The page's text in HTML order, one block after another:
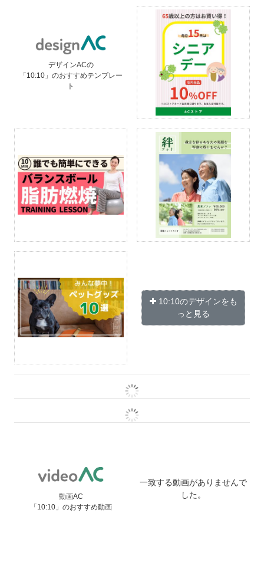
デザインACの
「10:10」のおすすめテンプレー
ト
10:10のデザインをも
っと見る
動画AC
「10:10」のおすすめ動画
一致する動画がありませんで
した。